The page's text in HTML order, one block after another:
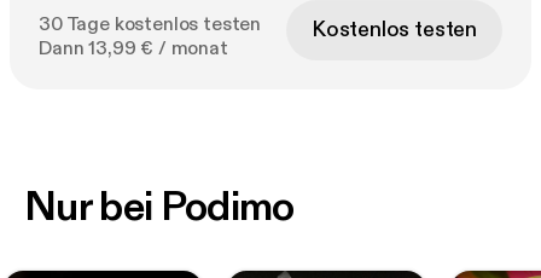
30 Tage kostenlos testen
Dann 13,99 € / monat
Kostenlos testen
Nur bei Podimo